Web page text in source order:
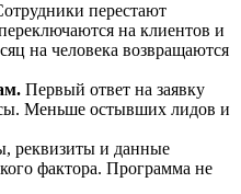
перестают
на клиентов и
на человека возвращаются
Первый ответ на заявку
Меньше остывших лидов и
реквизиты и данные
фактора. Программа не